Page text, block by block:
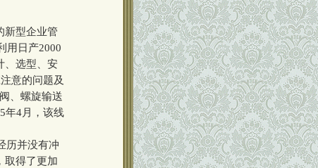
型企业管
用日产2000
、选型、安
意的问题及
、螺旋输送
年4月，该线
历并没有冲
取得了更加